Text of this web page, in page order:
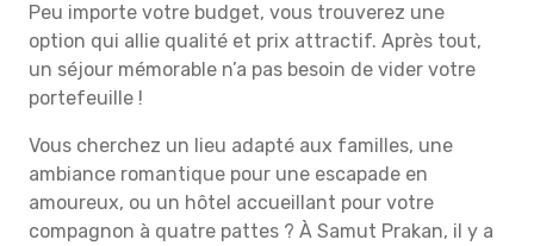
Peu importe votre budget, vous trouverez une
option qui allie qualité et prix attractif. Après tout,
un séjour mémorable n’a pas besoin de vider votre
portefeuille !
Vous cherchez un lieu adapté aux familles, une
ambiance romantique pour une escapade en
amoureux, ou un hôtel accueillant pour votre
compagnon à quatre pattes ? À Samut Prakan, il y a